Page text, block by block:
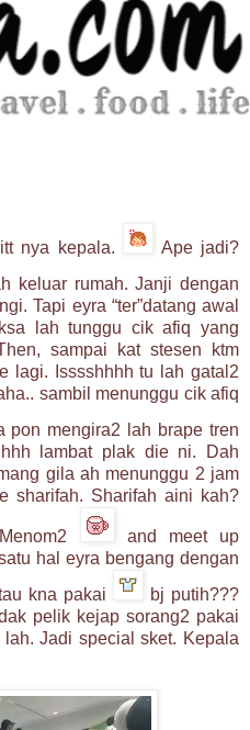
nya kepala.
Ape jadi?
keluar rumah. Janji dengan
Tapi eyra “ter”datang awal
lah tunggu cik afiq yang
sampai kat stesen ktm
lagi. Isssshhhh tu lah gatal2
sambil menunggu cik afiq
pon mengira2 lah brape tren
lambat plak die ni. Dah
gila ah menunggu 2 jam
sharifah. Sharifah aini kah?
and meet up
hal eyra bengang dengan
kna pakai
bj putih???
pelik kejap sorang2 pakai
Jadi special sket. Kepala